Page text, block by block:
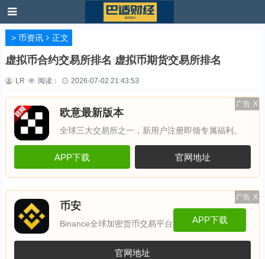
> 币资讯 正文
虚拟币合约交易所排名 虚拟币期货交易所排名
LR 阅读： 2026-07-02 21:43:53
广告 X
欧意最新版本
全球三大交易所之一，新用户注册即领专属福利。
APP下载 官网地址
广告 X
币安
Binance全球加密货币交易平台 APP下载
官网地址